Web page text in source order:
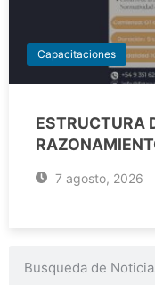
Capacitaciones
ESTRUCTURA
7 agosto, 2026